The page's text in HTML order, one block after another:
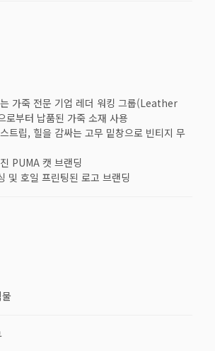
가죽 전문 기업 레더 워킹 그룹(Leather
부터 납품된 가죽 소재 사용
트립, 힐을 감싸는 고무 밑창으로 빈티지 무
PUMA 캣 브랜딩
및 호일 프린팅된 로고 브랜딩